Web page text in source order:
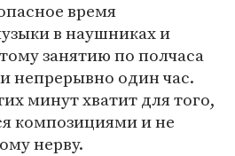
время
в наушниках и
занятию по полчаса
непрерывно один час.
минут хватит для того,
композициями и не
нерву.